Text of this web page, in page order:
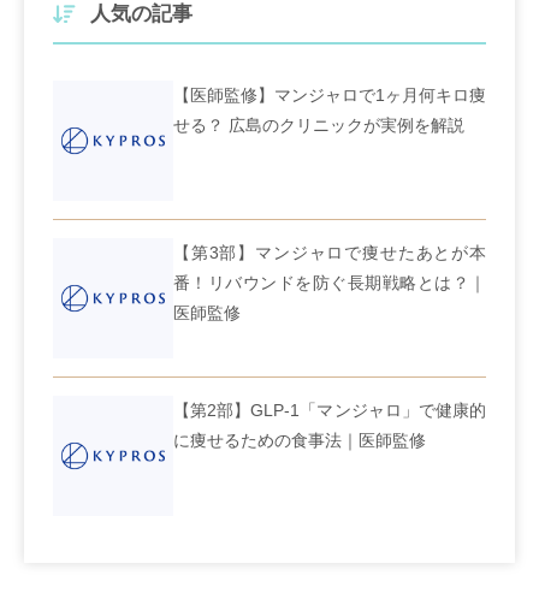
人気の記事
【医師監修】マンジャロで1ヶ月何キロ痩
せる？ 広島のクリニックが実例を解説
【第3部】マンジャロで痩せたあとが本
番！リバウンドを防ぐ長期戦略とは？｜
医師監修
【第2部】GLP-1「マンジャロ」で健康的
に痩せるための食事法｜医師監修